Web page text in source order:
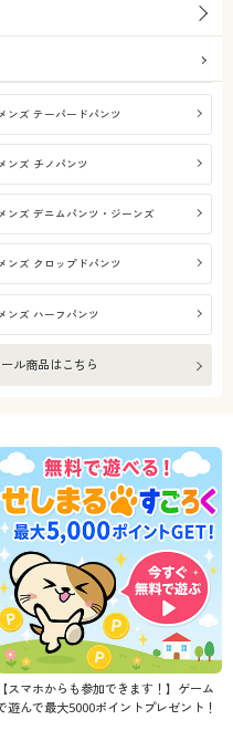
ンズ テーパードパンツ
ンズ チノパンツ
ンズ デニムパンツ・ジーンズ
ンズ クロップドパンツ
ンズ ハーフパンツ
ル商品はこちら
【スマホからも参加できます！】ゲーム
遊んで最大5000ポイントプレゼント！